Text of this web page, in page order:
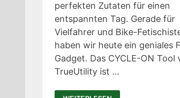
perfekten Zutaten für einen
entspannten Tag. Gerade für
Vielfahrer und Bike-
haben wir heute ein geniales
Gadget. Das CYCLE-ON Tool
TrueUtility ist …
CYCLE-